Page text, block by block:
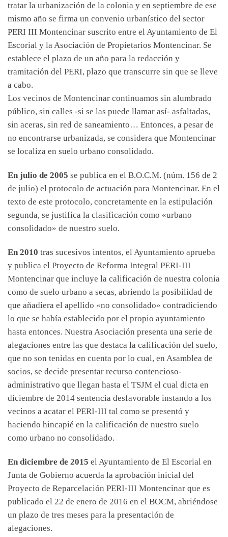
tratar la urbanización de la colonia y en septiembre de ese
mismo año se firma un convenio urbanístico del sector
PERI III Montencinar suscrito entre el Ayuntamiento de El
Escorial y la Asociación de Propietarios Montencinar. Se
establece el plazo de un año para la redacción y
tramitación del PERI, plazo que transcurre sin que se lleve
a cabo.
Los vecinos de Montencinar continuamos sin alumbrado
público, sin calles -si se las puede llamar así- asfaltadas,
sin aceras, sin red de saneamiento… Entonces, a pesar de
no encontrarse urbanizada, se considera que Montencinar
se localiza en suelo urbano consolidado.
En julio de 2005 se publica en el B.O.C.M. (núm. 156 de 2
de julio) el protocolo de actuación para Montencinar. En el
texto de este protocolo, concretamente en la estipulación
segunda, se justifica la clasificación como «urbano
consolidado» de nuestro suelo.
En 2010 tras sucesivos intentos, el Ayuntamiento aprueba
y publica el Proyecto de Reforma Integral PERI-III
Montencinar que incluye la calificación de nuestra colonia
como de suelo urbano a secas, abriendo la posibilidad de
que añadiera el apellido «no consolidado» contradiciendo
lo que se había establecido por el propio ayuntamiento
hasta entonces. Nuestra Asociación presenta una serie de
alegaciones entre las que destaca la calificación del suelo,
que no son tenidas en cuenta por lo cual, en Asamblea de
socios, se decide presentar recurso contencioso-
administrativo que llegan hasta el TSJM el cual dicta en
diciembre de 2014 sentencia desfavorable instando a los
vecinos a acatar el PERI-III tal como se presentó y
haciendo hincapié en la calificación de nuestro suelo
como urbano no consolidado.
En diciembre de 2015 el Ayuntamiento de El Escorial en
Junta de Gobierno acuerda la aprobación inicial del
Proyecto de Reparcelación PERI-III Montencinar que es
publicado el 22 de enero de 2016 en el BOCM, abriéndose
un plazo de tres meses para la presentación de
alegaciones.